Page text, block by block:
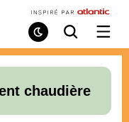
Mode
de
Recherche
/
le
chaudière